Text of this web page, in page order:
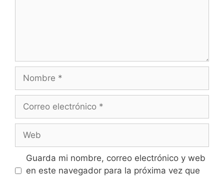
electrónico
Guarda mi nombre, correo electrónico y web
en este navegador para la próxima vez que